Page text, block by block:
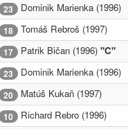
23
Dominik Marienka (1996)
18
Tomáš Rebroš (1997)
17 Patrik Bičan (1996) "C"
23
Dominik Marienka (1996)
20
Matúš Kukaň (1997)
10
Richard Rebro (1996)